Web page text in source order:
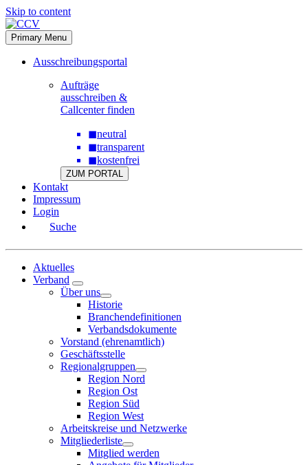
Skip to content
Primary Menu
Ausschreibungsportal
Aufträge
ausschreiben &
Callcenter finden
◼neutral
◼transparent
◼kostenfrei
ZUM PORTAL
Kontakt
Impressum
Login
Suche
Aktuelles
Verband
Über uns
Historie
Branchendefinitionen
Verbandsdokumente
Vorstand (ehrenamtlich)
Geschäftsstelle
Regionalgruppen
Region Nord
Region Ost
Region Süd
Region West
Arbeitskreise und Netzwerke
Mitgliederliste
Mitglied werden